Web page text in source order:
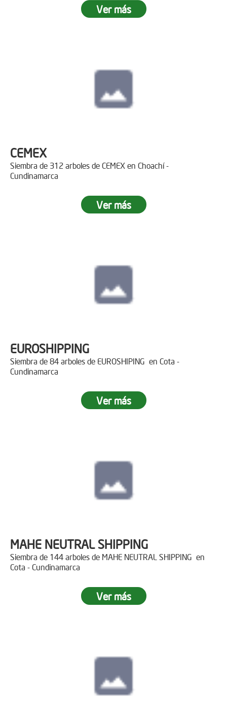
Ver más
CEMEX
Siembra de 312 arboles de CEMEX en Choachí -
Cundinamarca
Ver más
EUROSHIPPING
Siembra de 84 arboles de EUROSHIPING en Cota -
Cundinamarca
Ver más
MAHE NEUTRAL SHIPPING
Siembra de 144 arboles de MAHE NEUTRAL SHIPPING en
Cota - Cundinamarca
Ver más